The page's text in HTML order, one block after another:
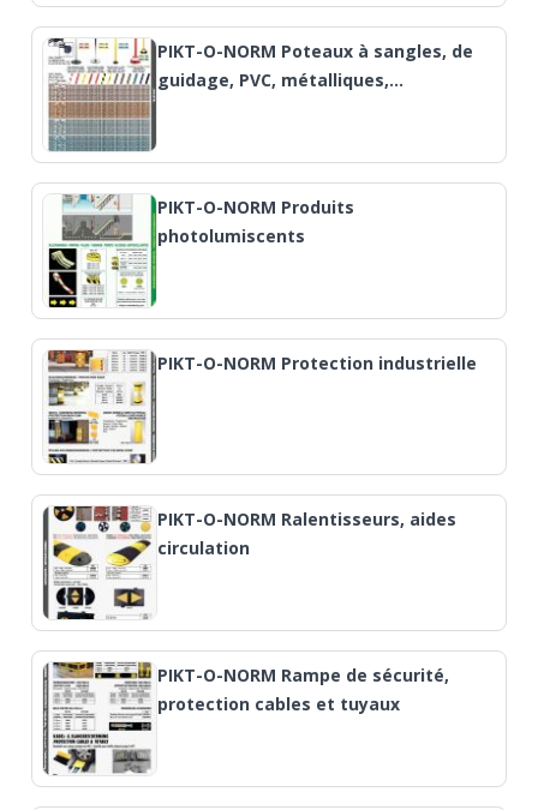
PIKT-O-NORM Poteaux à sangles, de
guidage, PVC, métalliques,…
PIKT-O-NORM Produits
photolumiscents
PIKT-O-NORM Protection industrielle
PIKT-O-NORM Ralentisseurs, aides
circulation
PIKT-O-NORM Rampe de sécurité,
protection cables et tuyaux